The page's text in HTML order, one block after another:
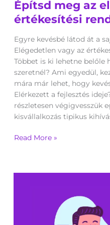
Építsd meg az
értékesítési
Egyre kevésbé látod át a
Elégedetlen vagy az
Többet is ki lehetne belőle
szeretnél? Ami egyedül,
mára már lehet, hogy
Elérkezett a fejlesztés
részletesen végigvesszük
kisvállalkozás tipikus
meg
az
első
profi
értékesítési
rendszered!
Read More »